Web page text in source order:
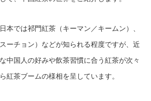
本では祁門紅茶（キーマン／キームン）、
ーチョン）などが知られる程度ですが、近
中国人の好みや飲茶習慣に合う紅茶が次々
紅茶ブームの様相を呈しています。